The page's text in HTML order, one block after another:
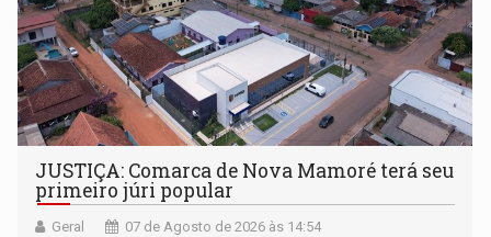
JUSTIÇA: Comarca de Nova Mamoré terá seu
primeiro júri popular
Geral 07 de Agosto de 2026 às 14:54